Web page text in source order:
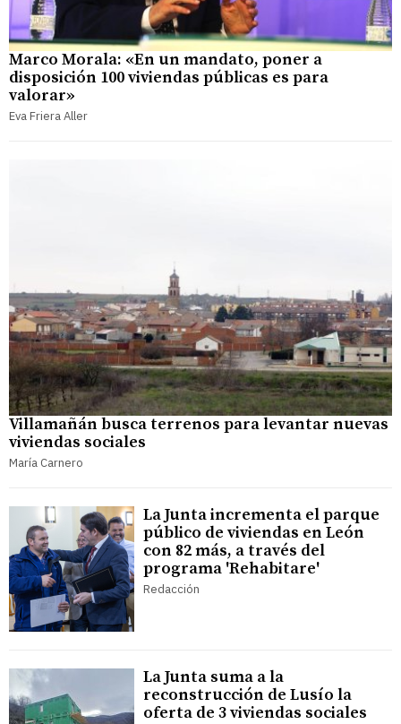
Marco Morala: «En un mandato, poner a
disposición 100 viviendas públicas es para
valorar»
Eva Friera Aller
Villamañán busca terrenos para levantar nuevas
viviendas sociales
María Carnero
La Junta incrementa el parque
público de viviendas en León
con 82 más, a través del
programa 'Rehabitare'
Redacción
La Junta suma a la
reconstrucción de Lusío la
oferta de 3 viviendas sociales